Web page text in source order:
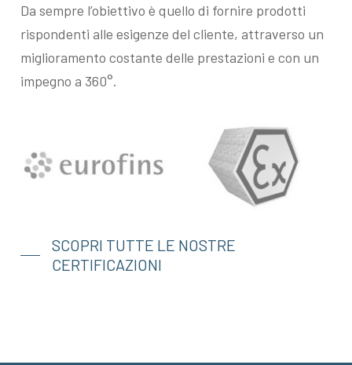
Da sempre l’obiettivo è quello di fornire prodotti
rispondenti alle esigenze del cliente, attraverso un
miglioramento costante delle prestazioni e con un
impegno a 360°.
SCOPRI TUTTE LE NOSTRE
CERTIFICAZIONI